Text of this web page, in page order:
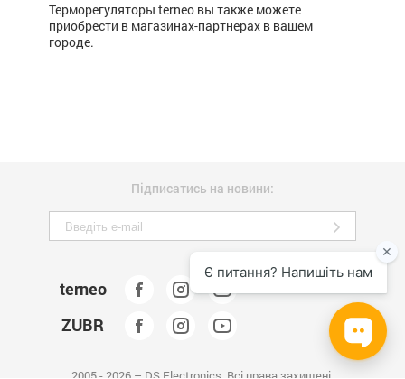
Терморегуляторы terneo вы также можете
приобрести в магазинах-партнерах в вашем
городе.
Підписатись на новини:
terneo
ZUBR
2005 - 2026 – DS Electronics. Всі права захищені.